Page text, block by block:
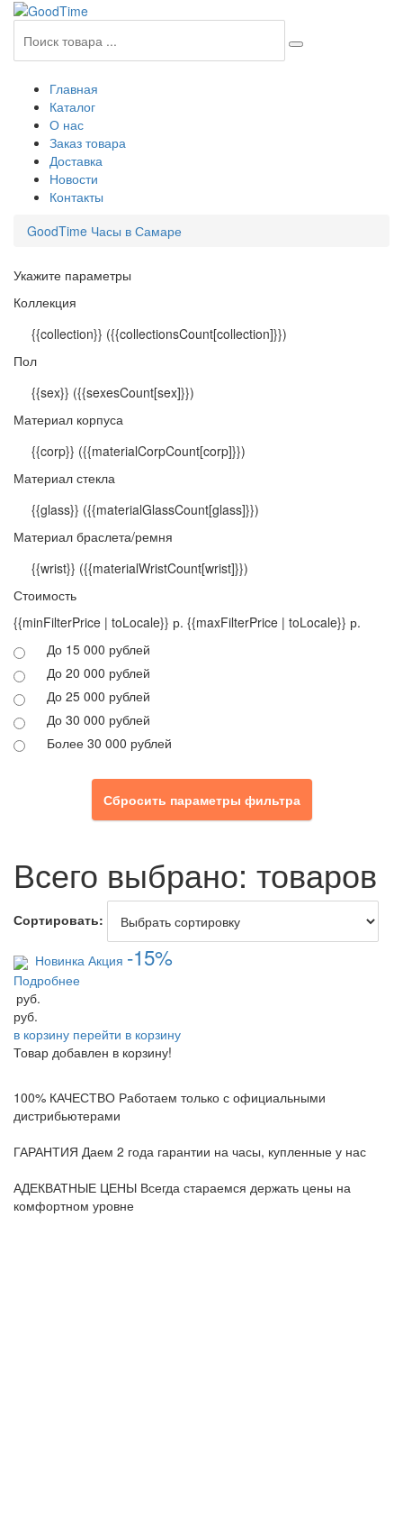
Главная
Каталог
О нас
Заказ товара
Доставка
Новости
Контакты
GoodTime Часы в Самаре
Укажите параметры
Коллекция
{{collection}} ({{collectionsCount[collection]}})
Пол
{{sex}} ({{sexesCount[sex]}})
Материал корпуса
{{corp}} ({{materialCorpCount[corp]}})
Материал стекла
{{glass}} ({{materialGlassCount[glass]}})
Материал браслета/ремня
{{wrist}} ({{materialWristCount[wrist]}})
Стоимость
{{minFilterPrice | toLocale}} р. {{maxFilterPrice | toLocale}} р.
До 15 000 рублей
До 20 000 рублей
До 25 000 рублей
До 30 000 рублей
Более 30 000 рублей
Сбросить параметры фильтра
Всего выбрано: товаров
Сортировать:
Новинка Акция -15%
Подробнее
руб.
руб.
в корзину перейти в корзину
Товар добавлен в корзину!
100% КАЧЕСТВО Работаем только с официальными
дистрибьютерами
ГАРАНТИЯ Даем 2 года гарантии на часы, купленные у нас
АДЕКВАТНЫЕ ЦЕНЫ Всегда стараемся держать цены на
комфортном уровне